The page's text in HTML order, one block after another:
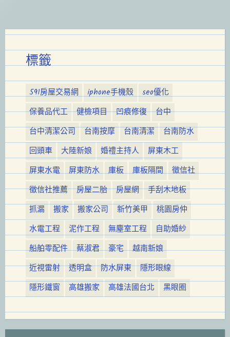
標籤
591房屋交易網 iphone手機殼
seo優化
保養品代工
健檢項目 凹痕修復
台中
台中清潔公司
台南按摩 台南清潔
台南防水
回頭車
大陸新娘 婚禮主持人
屏東木工
屏東水電
屏東防水 庫板 庫板隔間
徵信社
徵信社推薦
房屋二胎 房屋網
手刮木地板
抓漏
搬家 搬家公司 新竹美甲
桃園房仲
水電工程
泥作工程 無塵室工程
自助婚紗
船舶零配件
蔡淑君 豪宅
越南新娘
近視雷射
透明盒 防水屏東
隱形眼線
隱形鐵窗
高雄搬家 高雄法國台北 黑眼圈